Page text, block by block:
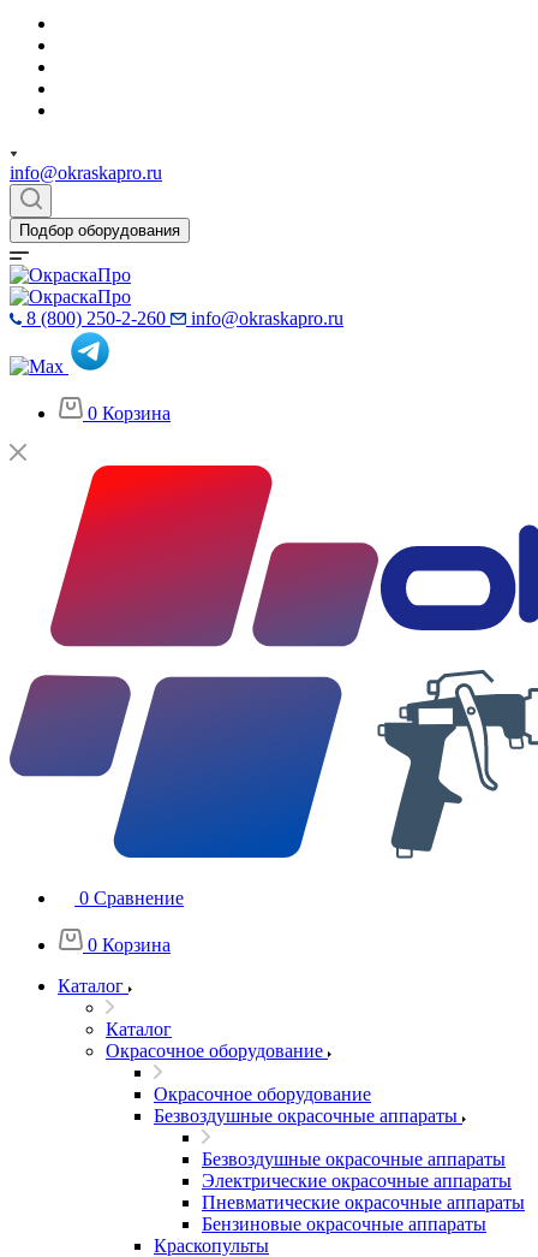
info@okraskapro.ru
Подбор оборудования
8 (800) 250-2-260 info@okraskapro.ru
0 Корзина
0 Сравнение
0 Корзина
Каталог
Каталог
Окрасочное оборудование
Окрасочное оборудование
Безвоздушные окрасочные аппараты
Безвоздушные окрасочные аппараты
Электрические окрасочные аппараты
Пневматические окрасочные аппараты
Бензиновые окрасочные аппараты
Краскопульты